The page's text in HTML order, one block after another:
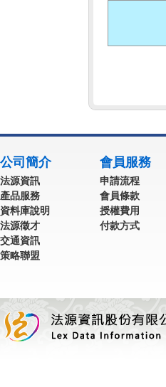
公司簡介
法源資訊
產品服務
資料庫說明
法源徵才
交通資訊
策略聯盟
會員服務
申請流程
會員條款
授權費用
付款方式